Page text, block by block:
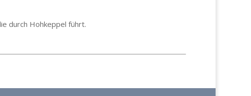
durch Hohkeppel führt.